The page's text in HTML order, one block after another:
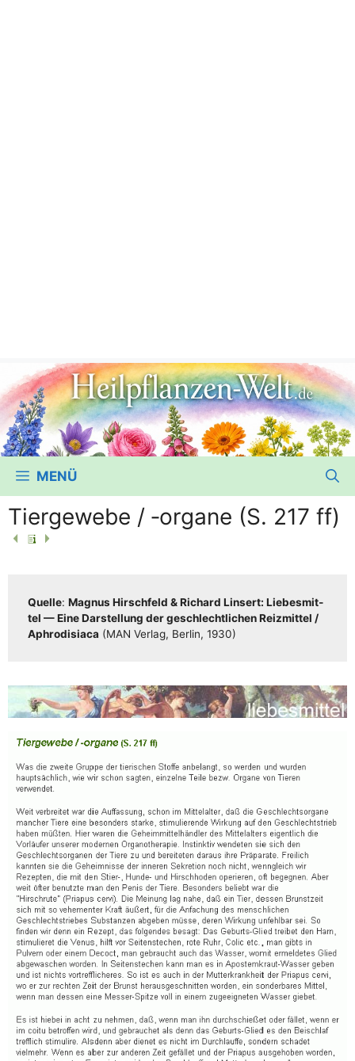
MENÜ
Tiergewebe /​ ‑organe (S. 217 ff)
Quel­le: Magnus Hirsch­feld & Richard Lin­sert: Lie­bes­mit­
tel — Eine Dar­stel­lung der geschlecht­li­chen Reiz­mit­tel /​​
Aphro­di­sia­ca (MAN Ver­lag, Ber­lin, 1930)